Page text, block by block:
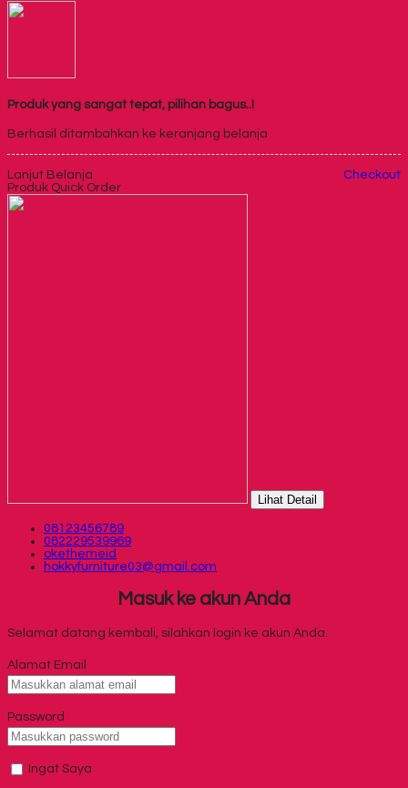
Produk yang sangat tepat, pilihan bagus..!
Berhasil ditambahkan ke keranjang belanja
Lanjut Belanja
Checkout
Produk Quick Order
Lihat Detail
08123456789
082229539969
okethemeid
hokkyfurniture03@gmail.com
Masuk ke akun Anda
Selamat datang kembali, silahkan login ke akun Anda.
Alamat Email
Password
Ingat Saya